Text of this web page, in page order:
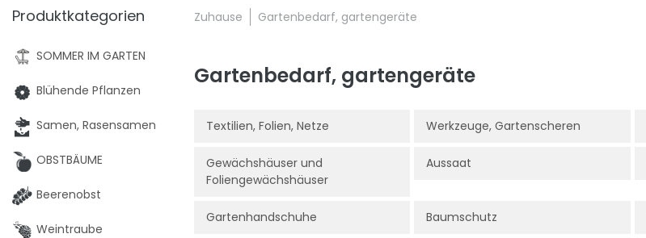
Zuhause Gartenbedarf, gartengeräte
Gartenbedarf, gartengeräte
Textilien, Folien, Netze Werkzeuge, Gartenscheren
Gewächshäuser und
Foliengewächshäuser
Aussaat
Gartenhandschuhe Baumschutz
Produktkategorien
SOMMER IM GARTEN
Blühende Pflanzen
Samen, Rasensamen
OBSTBÄUME
Beerenobst
Weintraube